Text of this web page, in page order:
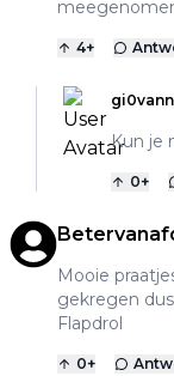
4+
Kun je
0+
Mooie
gekregen
Flapdrol
0+